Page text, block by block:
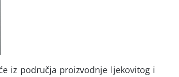
iz područja proizvodnje ljekovitog i